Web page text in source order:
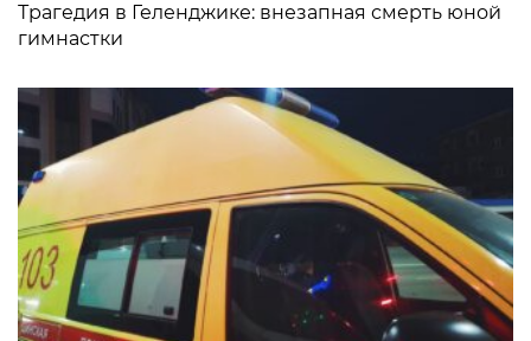
Трагедия в Геленджике: внезапная смерть юной
гимнастки